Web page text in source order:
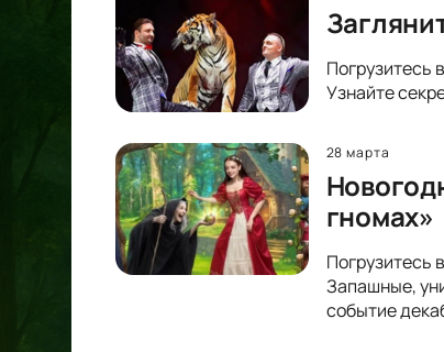
Погрузитесь
Узнайте
28 марта
гномах»
Погрузитесь
Запашные,
событие